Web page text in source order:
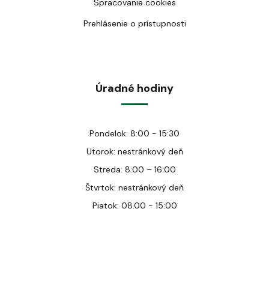
Spracovanie cookies
Prehlásenie o prístupnosti
Úradné hodiny
Pondelok: 8:00 - 15:30
Utorok: nestránkový deň
Streda: 8:00 – 16:00
Štvrtok: nestránkový deň
Piatok: 08.00 - 15:00